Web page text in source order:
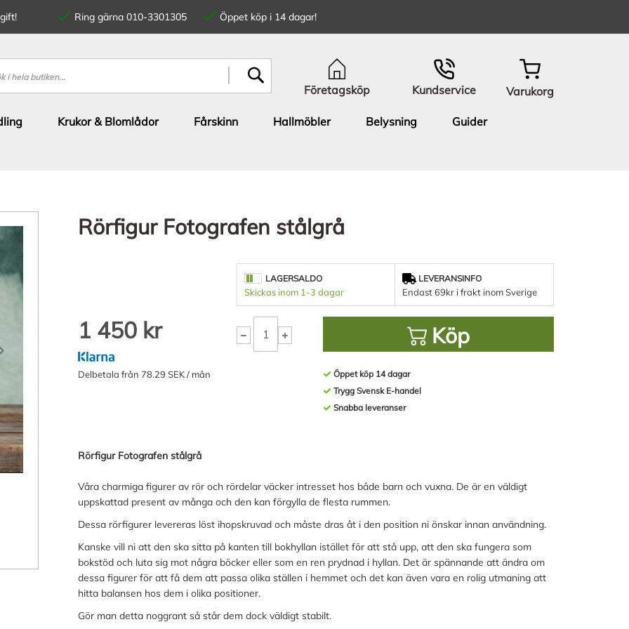
Ring gärna 010-3301305
Öppet köp i 14 dagar!
Företagsköp Kundservice Varukorg
Krukor & Blomlådor Fårskinn Hallmöbler Belysning
Guider
Rörfigur Fotografen stålgrå
1 450 kr
Delbetala från 78.29 SEK / mån
LAGERSALDO
Skickas inom 1-3 dagar
LEVERANSINFO
Endast 69kr i frakt inom Sverige
Köp
Öppet köp 14 dagar
Trygg Svensk E-handel
Snabba leveranser
Rörfigur Fotografen stålgrå
Våra charmiga figurer av rör och rördelar väcker intresset hos både barn och vuxna. De är en väldigt
uppskattad present av många och den kan förgylla de flesta rummen.
Dessa rörfigurer levereras löst ihopskruvad och måste dras åt i den position ni önskar innan användning.
Kanske vill ni att den ska sitta på kanten till bokhyllan istället för att stå upp, att den ska fungera som
bokstöd och luta sig mot några böcker eller som en ren prydnad i hyllan. Det är spännande att ändra om
dessa figurer för att få dem att passa olika ställen i hemmet och det kan även vara en rolig utmaning att
hitta balansen hos dem i olika positioner.
Gör man detta noggrant så står dem dock väldigt stabilt.